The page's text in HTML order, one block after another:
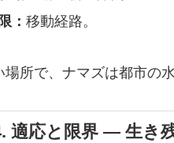
： 移動経路。
場所で、ナマズは都市の
適応と限界 ― 生き